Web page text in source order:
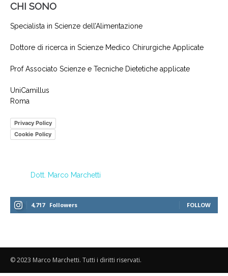
CHI SONO
Specialista in Scienze dell’Alimentazione
Dottore di ricerca in Scienze Medico Chirurgiche Applicate
Prof Associato Scienze e Tecniche Dietetiche applicate
UniCamillus
Roma
Privacy Policy
Cookie Policy
Dott. Marco Marchetti
4,717 Followers FOLLOW
© 2023 Marco Marchetti. Tutti i diritti riservati.